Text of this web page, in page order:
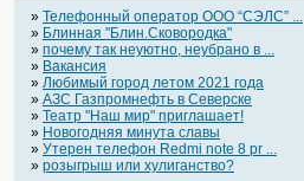
» Телефонный оператор OOO “СЭЛС” ...
» Блинная "Блин.Сковородка"
» почему так неуютно, неубрано в ...
» Вакансия
» Любимый город летом 2021 года
» АЗС Газпромнефть в Северске
» Театр "Наш мир" приглашает!
» Новогодняя минута славы
» Утерен телефон Redmi note 8 pr ...
» розыгрыш или хулиганство?